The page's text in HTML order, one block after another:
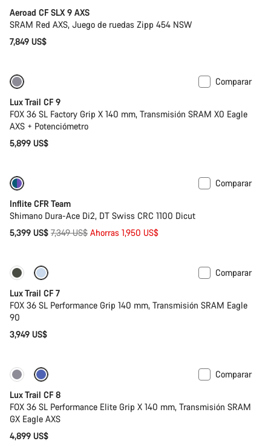
Aeroad CF SLX 9 AXS
SRAM Red AXS, Juego de ruedas Zipp 454 NSW
7,849 US$
Comparar
Lux Trail CF 9
FOX 36 SL Factory Grip X 140 mm, Transmisión SRAM X0 Eagle
AXS + Potenciómetro
5,899 US$
Comparar
Inflite CFR Team
Shimano Dura-Ace Di2, DT Swiss CRC 1100 Dicut
5,399 US$ Precio
7,349 US$ Ahorras 1,950 US$
Nuevo
Comparar
Lux Trail CF 7
FOX 36 SL Performance Grip 140 mm, Transmisión SRAM Eagle
90
3,949 US$
Nuevo
Comparar
Lux Trail CF 8
FOX 36 SL Performance Elite Grip X 140 mm, Transmisión SRAM
GX Eagle AXS
4,899 US$